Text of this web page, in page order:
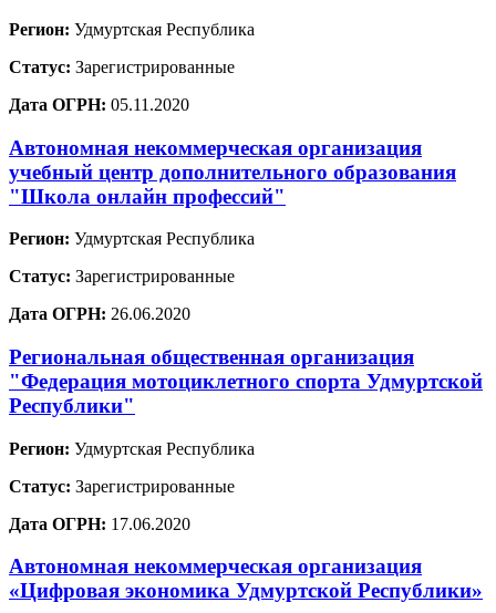
Регион: Удмуртская Республика
Статус: Зарегистрированные
Дата ОГРН: 05.11.2020
Автономная некоммерческая организация
учебный центр дополнительного образования
"Школа онлайн профессий"
Регион: Удмуртская Республика
Статус: Зарегистрированные
Дата ОГРН: 26.06.2020
Региональная общественная организация
"Федерация мотоциклетного спорта Удмуртской
Республики"
Регион: Удмуртская Республика
Статус: Зарегистрированные
Дата ОГРН: 17.06.2020
Автономная некоммерческая организация
«Цифровая экономика Удмуртской Республики»